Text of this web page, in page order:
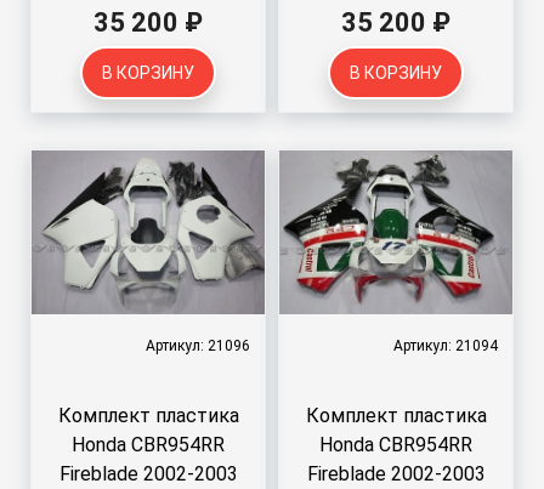
35 200 ₽
В КОРЗИНУ
35 200 ₽
В КОРЗИНУ
Артикул: 21096
Комплект пластика
Honda CBR954RR
Fireblade 2002-2003
Артикул: 21094
Комплект пластика
Honda CBR954RR
Fireblade 2002-2003